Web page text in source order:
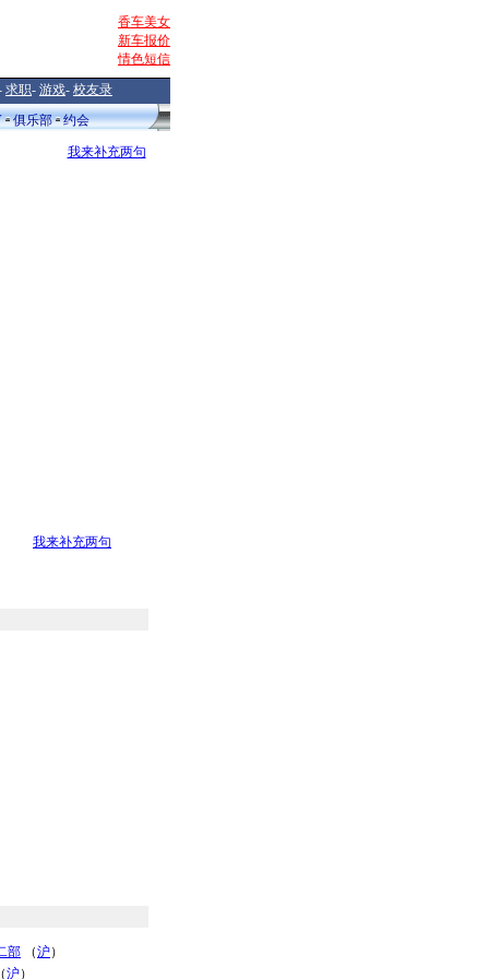
香车美女
新车报价
情色短信
求职- 游戏- 校友录
俱乐部 约会
我来补充两句
我来补充两句
部 （沪）
沪）